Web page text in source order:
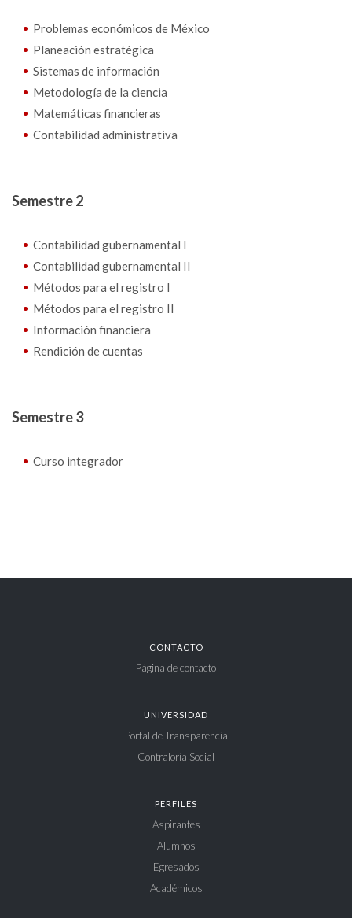
Problemas económicos de México
Planeación estratégica
Sistemas de información
Metodología de la ciencia
Matemáticas financieras
Contabilidad administrativa
Semestre 2
Contabilidad gubernamental I
Contabilidad gubernamental II
Métodos para el registro I
Métodos para el registro II
Información financiera
Rendición de cuentas
Semestre 3
Curso integrador
CONTACTO
Página de contacto
UNIVERSIDAD
Portal de Transparencia
Contraloría Social
PERFILES
Aspirantes
Alumnos
Egresados
Académicos